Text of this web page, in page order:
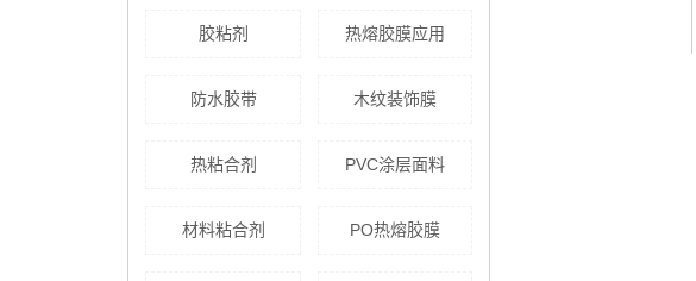
胶粘剂 热熔胶膜应用
防水胶带 木纹装饰膜
热粘合剂 PVC涂层面料
材料粘合剂 PO热熔胶膜